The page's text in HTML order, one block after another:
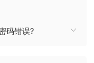
码错误?